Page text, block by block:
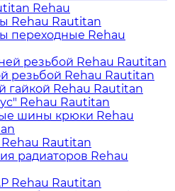
Rehau
Rehau Rautitan
переходные Rehau
резьбой Rehau Rautitan
резьбой Rehau Rautitan
гайкой Rehau Rautitan
Rehau Rautitan
шины крюки Rehau
Rautitan
радиаторов Rehau
Rehau Rautitan